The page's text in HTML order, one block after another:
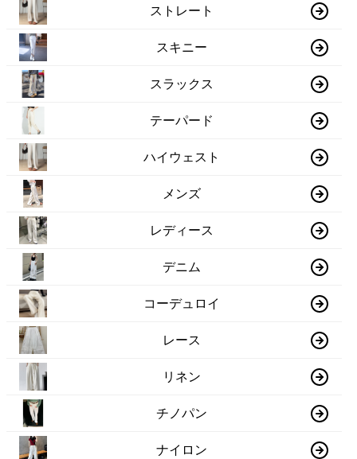
ストレート
スキニー
スラックス
テーパード
ハイウェスト
メンズ
レディース
デニム
コーデュロイ
レース
リネン
チノパン
ナイロン